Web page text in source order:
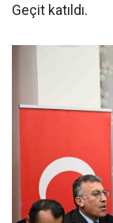
Geçit katıldı.